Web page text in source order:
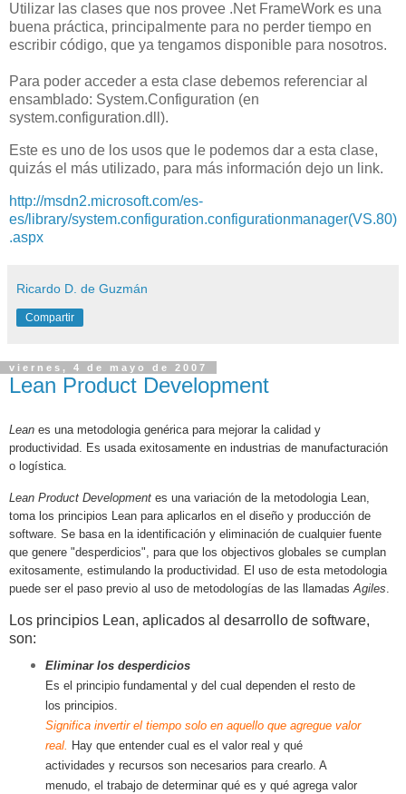
Utilizar las clases que nos provee .Net FrameWork es una
buena práctica, principalmente para no perder tiempo en
escribir código, que ya tengamos disponible para nosotros.
Para poder acceder a esta clase debemos referenciar al
ensamblado: System.Configuration (en
system.configuration.dll).
Este es uno de los usos que le podemos dar a esta clase,
quizás el más utilizado, para más información dejo un link.
http://msdn2.microsoft.com/es-
es/library/system.configuration.configurationmanager(VS.80)
.aspx
Ricardo D. de Guzmán
Compartir
viernes, 4 de mayo de 2007
Lean Product Development
Lean es una metodologia genérica para mejorar la calidad y
productividad. Es usada exitosamente en industrias de manufacturación
o logística.
Lean Product Development es una variación de la metodologia Lean,
toma los principios Lean para aplicarlos en el diseño y producción de
software. Se basa en la identificación y eliminación de cualquier fuente
que genere "desperdicios", para que los objectivos globales se cumplan
exitosamente, estimulando la productividad. El uso de esta metodologia
puede ser el paso previo al uso de metodologías de las llamadasAgiles.
Los principios Lean, aplicados al desarrollo de software,
son:
Eliminar los desperdicios
Es el principio fundamental y del cual dependen el resto de
los principios.
Significa invertir el tiempo solo en aquello que agregue valor
real. Hay que entender cual es el valor real y qué
actividades y recursos son necesarios para crearlo. A
menudo, el trabajo de determinar qué es y qué agrega valor